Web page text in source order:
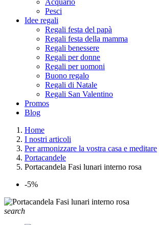
Acquario
Pesci
Idee regali
Regali festa del papà
Regali festa della mamma
Regali benessere
Regali per donne
Regali per uomoni
Buono regalo
Regali di Natale
Regali San Valentino
Promos
Blog
Home
I nostri articoli
Per armonizzare la vostra casa e meditare
Portacandele
Portacandela Fasi lunari interno rosa
-5%
search